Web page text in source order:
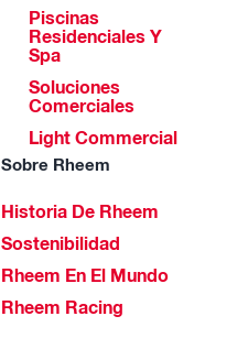
Piscinas
Residenciales Y
Spa
Soluciones
Comerciales
Light Commercial
Sobre Rheem
Historia De Rheem
Sostenibilidad
Rheem En El Mundo
Rheem Racing